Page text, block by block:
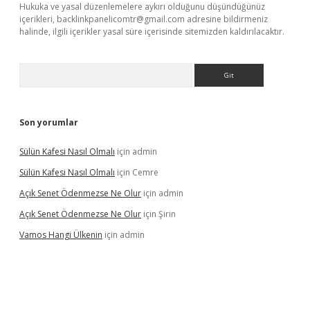
Hukuka ve yasal düzenlemelere aykırı olduğunu düşündüğünüz
içerikleri, backlinkpanelicomtr@gmail.com adresine bildirmeniz
halinde, ilgili içerikler yasal süre içerisinde sitemizden kaldırılacaktır.
Son yorumlar
Sülün Kafesi Nasıl Olmalı için admin
Sülün Kafesi Nasıl Olmalı için Cemre
Açık Senet Ödenmezse Ne Olur için admin
Açık Senet Ödenmezse Ne Olur için Şirin
Vamos Hangi Ülkenin için admin